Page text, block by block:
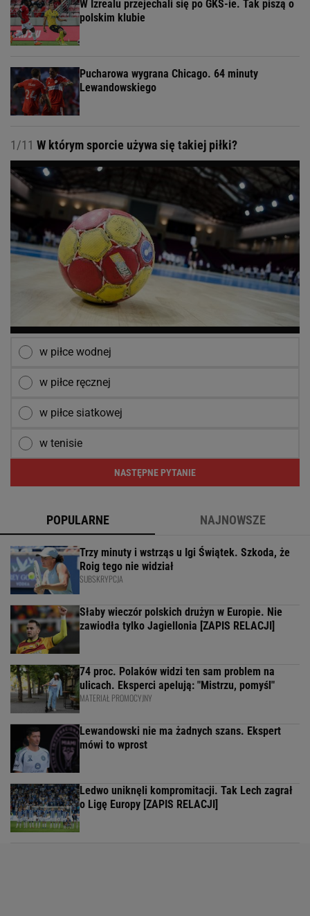
W Izrealu przejechali się po GKS-ie. Tak piszą o
polskim klubie
Pucharowa wygrana Chicago. 64 minuty
Lewandowskiego
1/11 W którym sporcie używa się takiej piłki?
w piłce wodnej
w piłce ręcznej
w piłce siatkowej
w tenisie
NASTĘPNE PYTANIE
POPULARNE NAJNOWSZE
Trzy minuty i wstrząs u Igi Świątek. Szkoda, że
Roig tego nie widział
SUBSKRYPCJA
Słaby wieczór polskich drużyn w Europie. Nie
zawiodła tylko Jagiellonia [ZAPIS RELACJI]
74 proc. Polaków widzi ten sam problem na
ulicach. Eksperci apelują: "Mistrzu, pomyśl"
MATERIAŁ PROMOCYJNY
Lewandowski nie ma żadnych szans. Ekspert
mówi to wprost
Ledwo uniknęli kompromitacji. Tak Lech zagrał
o Ligę Europy [ZAPIS RELACJI]